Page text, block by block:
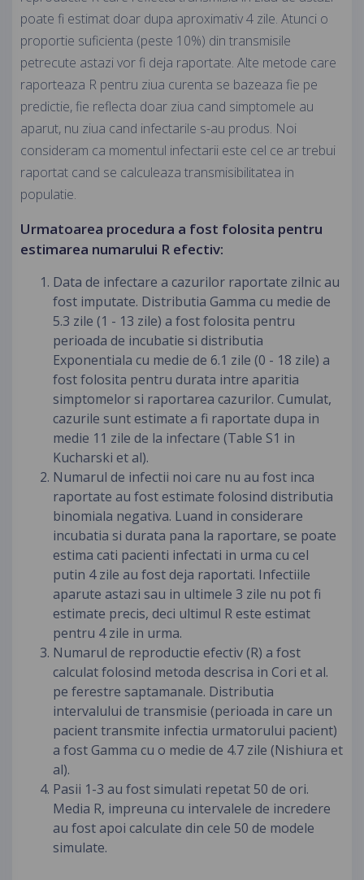
poate fi estimat doar dupa aproximativ 4 zile. Atunci o
proportie suficienta (peste 10%) din transmisile
petrecute astazi vor fi deja raportate. Alte metode care
raporteaza R pentru ziua curenta se bazeaza fie pe
predictie, fie reflecta doar ziua cand simptomele au
aparut, nu ziua cand infectarile s-au produs. Noi
consideram ca momentul infectarii este cel ce ar trebui
raportat cand se calculeaza transmisibilitatea in
populatie.
Urmatoarea procedura a fost folosita pentru
estimarea numarului R efectiv:
Data de infectare a cazurilor raportate zilnic au
fost imputate. Distributia Gamma cu medie de
5.3 zile (1 - 13 zile) a fost folosita pentru
perioada de incubatie si distributia
Exponentiala cu medie de 6.1 zile (0 - 18 zile) a
fost folosita pentru durata intre aparitia
simptomelor si raportarea cazurilor. Cumulat,
cazurile sunt estimate a fi raportate dupa in
medie 11 zile de la infectare (Table S1 in
Kucharski et al).
Numarul de infectii noi care nu au fost inca
raportate au fost estimate folosind distributia
binomiala negativa. Luand in considerare
incubatia si durata pana la raportare, se poate
estima cati pacienti infectati in urma cu cel
putin 4 zile au fost deja raportati. Infectiile
aparute astazi sau in ultimele 3 zile nu pot fi
estimate precis, deci ultimul R este estimat
pentru 4 zile in urma.
Numarul de reproductie efectiv (R) a fost
calculat folosind metoda descrisa in Cori et al.
pe ferestre saptamanale. Distributia
intervalului de transmisie (perioada in care un
pacient transmite infectia urmatorului pacient)
a fost Gamma cu o medie de 4.7 zile (Nishiura et
al).
Pasii 1-3 au fost simulati repetat 50 de ori.
Media R, impreuna cu intervalele de incredere
au fost apoi calculate din cele 50 de modele
simulate.